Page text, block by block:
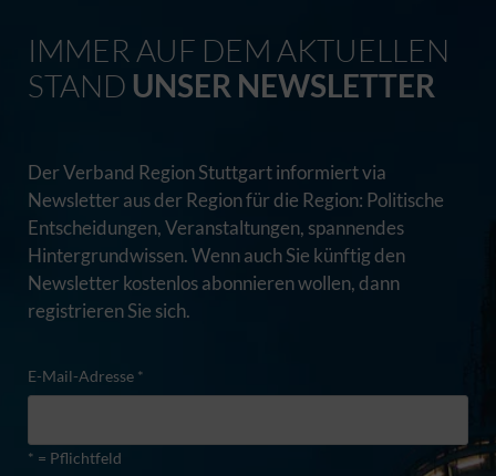
IMMER AUF DEM AKTUELLEN
STAND UNSER NEWSLETTER
Der Verband Region Stuttgart informiert via
Newsletter aus der Region für die Region: Politische
Entscheidungen, Veranstaltungen, spannendes
Hintergrundwissen. Wenn auch Sie künftig den
Newsletter kostenlos abonnieren wollen, dann
registrieren Sie sich.
E-Mail-Adresse *
* = Pflichtfeld